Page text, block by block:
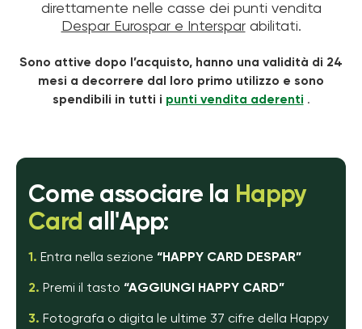
direttamente nelle casse dei punti vendita
Despar Eurospar e Intersparabilitati.
Sono attive dopo l’acquisto, hanno una validità di 24
mesi a decorrere dal loro primo utilizzo e sono
spendibili in tutti i punti vendita aderenti .
Come associare la Happy
Card all'App:
1. Entra nella sezione “HAPPY CARD DESPAR”
2. Premi il tasto “AGGIUNGI HAPPY CARD”
3. Fotografa o digita le ultime 37 cifre della Happy